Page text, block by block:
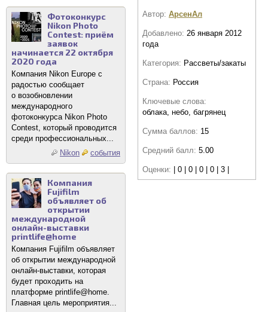
Фотоконкурс
Nikon Photo
Contest: приём
заявок
начинается 22 октября
2020 года
Компания Nikon Europe с
радостью сообщает
о возобновлении
международного
фотоконкурса Nikon Photo
Contest, который проводится
среди профессиональных...
Nikon
события
Компания
Fujifilm
объявляет об
открытии
международной
онлайн-выставки
printlife@home
Компания Fujifilm объявляет
об открытии международной
онлайн-выставки, которая
будет проходить на
платформе printlife@home.
Главная цель мероприятия...
Автор: АрсенАл
Добавлено: 26 января 2012
года
Категория: Рассветы/закаты
Страна: Россия
Ключевые слова:
облака, небо, багрянец
Сумма баллов: 15
Средний балл: 5.00
Оценки: | 0 | 0 | 0 | 0 | 3 |